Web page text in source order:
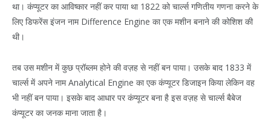
था। कंप्यूटर का आविष्कार नहीं कर पाया था 1822 को चार्ल्स गणितीय गणना करने के
लिए डिफरेंस इंजन नाम Difference Engine का एक मशीन बनाने की कोशिश की
थी।
तब उस मशीन में कुछ प्रॉब्लम होने की वज़ह से नहीं बन पाया। उसके बाद 1833 में
चार्ल्स में अपने नाम Analytical Engine का एक कंप्यूटर डिजाइन किया लेकिन वह
भी नहीं बन पाया। इसके बाद आधार पर कंप्यूटर बना है इस वज़ह से चार्ल्स बैबेज
कंप्यूटर का जनक माना जाता है।